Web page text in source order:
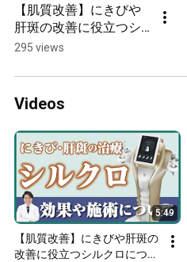
【肌質改善】にきびや
肝斑の改善に役立つシ
ルクロについてご説明
295 views
Videos
5:49
【肌質改善】にきびや肝斑の
改善に役立つシルクロについ